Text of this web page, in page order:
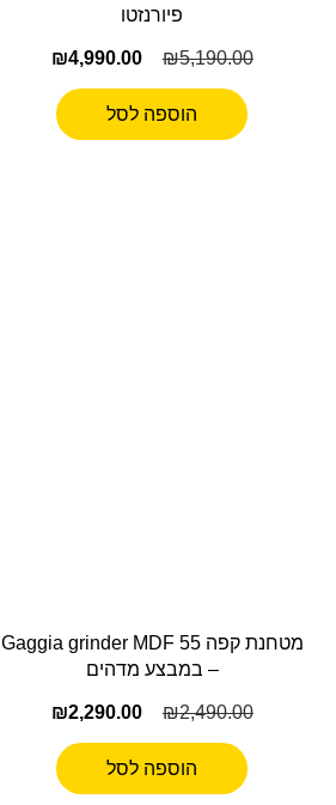
פיורנזטו
₪5,190.00
₪4,990.00
הוספה לסל
מטחנת קפה Gaggia grinder MDF 55
– במבצע מדהים
₪2,490.00
₪2,290.00
הוספה לסל